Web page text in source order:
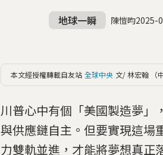
地球一瞬 陳愷昀2025-
本文經授權轉載自友站 全球中央 文/ 林宏翰 （
川普心中有個「美國製造夢」
與供應鏈自主。但要實現這場
力雙軌並進，才能將夢想真正